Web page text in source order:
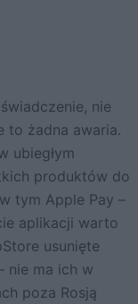
nie
to żadna awaria.
ubiegłym
produktów do
tym Apple Pay –
aplikacji warto
usunięte
nie ma ich w
poza Rosją